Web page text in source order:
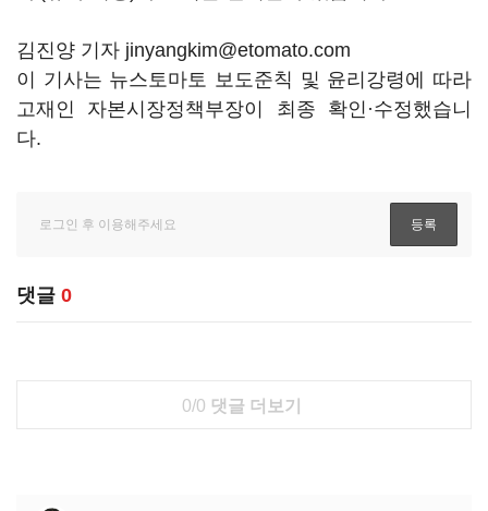
김진양 기자 jinyangkim@etomato.com
이 기사는 뉴스토마토 보도준칙 및 윤리강령에 따라
고재인 자본시장정책부장이 최종 확인·수정했습니
다.
댓글 0
0/0 댓글 더보기